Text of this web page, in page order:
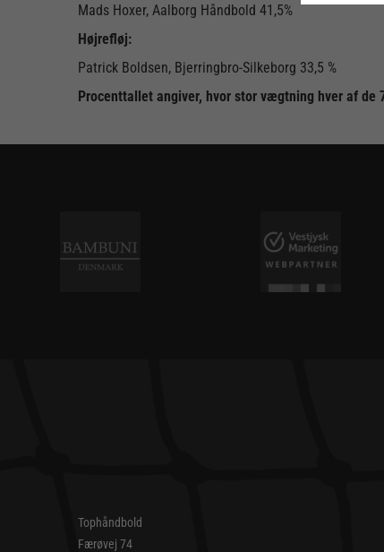
Mads Hoxer, Aalborg Håndbold 41,5%
Højrefløj:
Patrick Boldsen, Bjerringbro-Silkeborg 33,5 %
Procenttallet angiver, hvor stor vægtning hver af
Tophåndbold
Færøvej 74